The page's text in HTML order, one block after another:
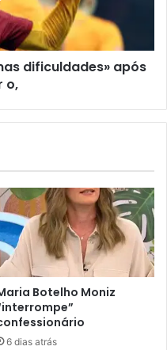
dificuldades» após
o,
Botelho Moniz
6 dias atrás